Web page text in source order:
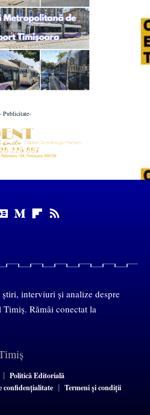
- Publicitate-
interviuri și analize despre
Rămâi conectat la
Politică Editorială
confidențialitate
Termeni și condiții